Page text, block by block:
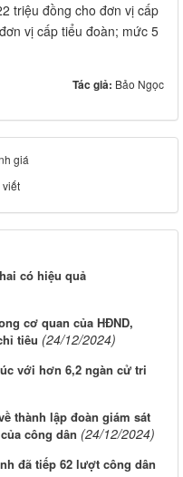
triệu đồng cho đơn vị cấp
vị cấp tiểu đoàn; mức 5
Tác giả: Bảo Ngọc
giá
có hiệu quả
cơ quan của HĐND,
tiêu (24/12/2024)
với hơn 6,2 ngàn cử tri
thành lập đoàn giám sát
công dân (24/12/2024)
đã tiếp 62 lượt công dân